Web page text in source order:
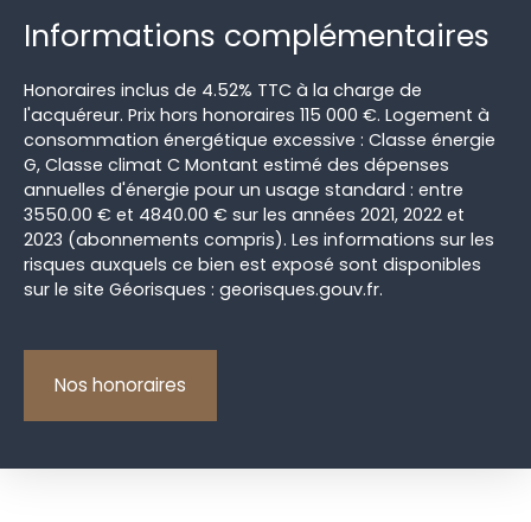
Informations complémentaires
Honoraires inclus de 4.52% TTC à la charge de
l'acquéreur. Prix hors honoraires 115 000 €. Logement à
consommation énergétique excessive : Classe énergie
G, Classe climat C Montant estimé des dépenses
annuelles d'énergie pour un usage standard : entre
3550.00 € et 4840.00 € sur les années 2021, 2022 et
2023 (abonnements compris). Les informations sur les
risques auxquels ce bien est exposé sont disponibles
sur le site Géorisques : georisques.gouv.fr.
Nos honoraires